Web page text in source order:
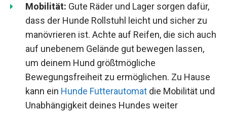
Mobilität: Gute Räder und Lager sorgen dafür,
dass der Hunde Rollstuhl leicht und sicher zu
manövrieren ist. Achte auf Reifen, die sich auch
auf unebenem Gelände gut bewegen lassen,
um deinem Hund größtmögliche
Bewegungsfreiheit zu ermöglichen. Zu Hause
kann ein Hunde Futterautomat die Mobilität und
Unabhängigkeit deines Hundes weiter